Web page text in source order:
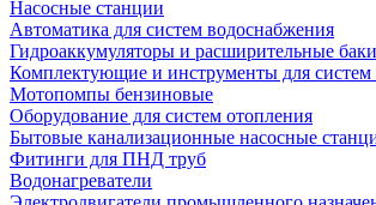
Насосные станции
Автоматика для систем водоснабжения
Гидроаккумуляторы и расширительные баки
Комплектующие и инструменты для систем
Мотопомпы бензиновые
Оборудование для систем отопления
Бытовые канализационные насосные
Фитинги для ПНД труб
Водонагреватели